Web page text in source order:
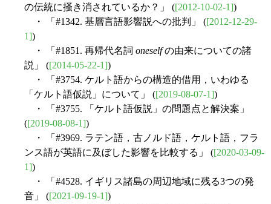
の伝統に掻き消されているか？」 ([2012-10-02-1])
・ 「#1342. 基層言語影響説への批判」 ([2012-12-29-
1])
・ 「#1851. 再帰代名詞 oneselfの由来についての諸
説」 ([2014-05-22-1])
・ 「#3754. ケルト語からの構造的借用，いわゆる
「ケルト語仮説」について」 ([2019-08-07-1])
・ 「#3755. 「ケルト語仮説」の問題点と解決案」
([2019-08-08-1])
・ 「#3969. ラテン語，古ノルド語，ケルト語，フラ
ンス語が英語に及ぼした影響を比較する」 ([2020-03-09-
1])
・ 「#4528. イギリス諸島の周辺地域に残る3つの発
音」 ([2021-09-19-1])